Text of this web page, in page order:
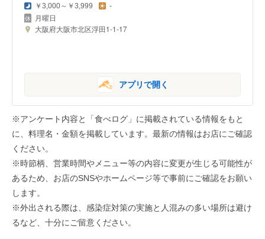
￥3,000～￥3,999 -
月曜日
大阪府大阪市北区浮田1-1-17
アプリで開く
※アンケート内容と「食べログ」に掲載されている情報をもと
に、料理名・金額を掲載しています。最新の情報はお店にご確認
ください。
※時節柄、営業時間やメニュー等の内容に変更が生じる可能性が
あるため、お店のSNSやホームページ等で事前にご確認をお願い
します。
※外出される際は、感染症対策の実施と人混みの多い場所は避け
るなど、十分にご留意ください。